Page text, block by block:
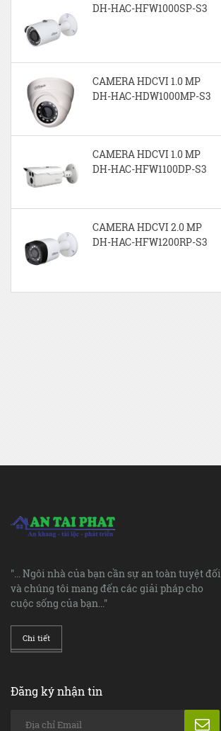
DH-HAC-HFW1000SP-S3
CAMERA HDCVI 1.0 MP
DH-HAC-HDW1000MP-S3
CAMERA HDCVI 1.0 MP
DH-HAC-HFW1100DP-S3
CAMERA HDCVI 2.0 MP
DH-HAC-HFW1200RP-S3
"... Ngôi nhà của bạn cần sự an toàn tuyệt đối
và chúng tôi mang đến các giải pháp cho
cuộc sống của bạn..."
Chi tiết
Đăng ký nhận tin